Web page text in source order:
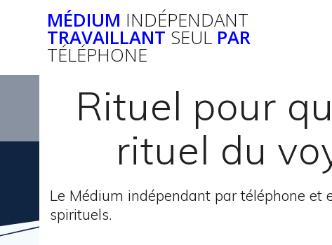
MÉDIUM INDÉPENDANT
TRAVAILLANT SEUL PAR
TÉLÉPHONE
Rituel pour
rituel du
Le Médium indépendant par téléphone et
spirituels.